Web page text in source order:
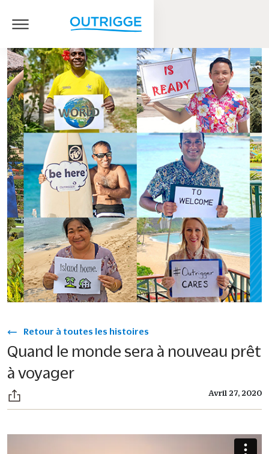
Retour à toutes les histoires
Quand le monde sera à nouveau prêt
à voyager
Avril 27, 2020